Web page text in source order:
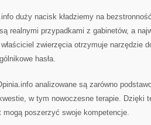
duży nacisk kładziemy na
realnymi przypadkami z gabinetów, a
zwierzęcia otrzymuje narzędzie
hasła.
analizowane są zarówno
w tym nowoczesne terapie. Dzięki
mogą poszerzyć swoje kompetencje.